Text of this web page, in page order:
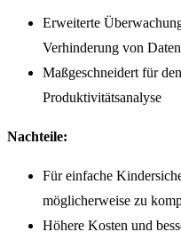
Erweiterte
Verhinderung von
Maßgeschneidert für
Produktivitätsanalyse
Nachteile:
Für einfache
möglicherweise zu
Höhere Kosten und